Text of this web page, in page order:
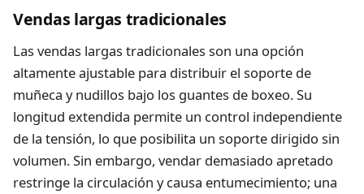
Vendas largas tradicionales
Las vendas largas tradicionales son una opción
altamente ajustable para distribuir el soporte de
muñeca y nudillos bajo los guantes de boxeo. Su
longitud extendida permite un control independiente
de la tensión, lo que posibilita un soporte dirigido sin
volumen. Sin embargo, vendar demasiado apretado
restringe la circulación y causa entumecimiento; una